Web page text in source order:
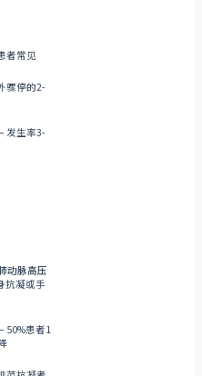
者常见
骤停的2-
– 发生率3-
动脉高压
抗凝或手
– 50%患者1